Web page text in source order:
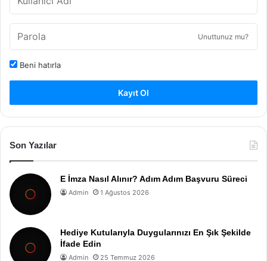
Unuttunuz mu?
Beni hatırla
Kayıt Ol
Son Yazılar
E İmza Nasıl Alınır? Adım Adım Başvuru Süreci
Admin 1 Ağustos 2026
Hediye Kutularıyla Duygularınızı En Şık Şekilde
İfade Edin
Admin 25 Temmuz 2026